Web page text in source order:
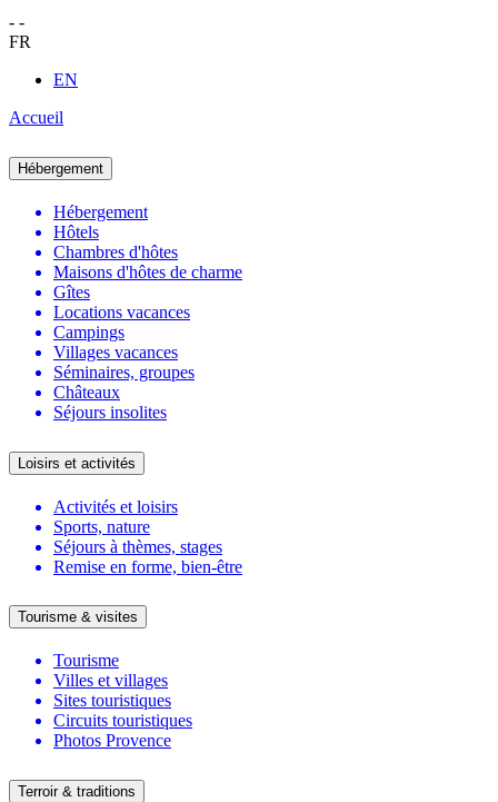
- -
FR
EN
Accueil
Hébergement
Hébergement
Hôtels
Chambres d'hôtes
Maisons d'hôtes de charme
Gîtes
Locations vacances
Campings
Villages vacances
Séminaires, groupes
Châteaux
Séjours insolites
Loisirs et activités
Activités et loisirs
Sports, nature
Séjours à thèmes, stages
Remise en forme, bien-être
Tourisme & visites
Tourisme
Villes et villages
Sites touristiques
Circuits touristiques
Photos Provence
Terroir & traditions